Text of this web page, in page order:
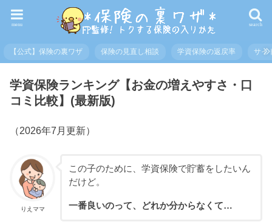
search
menu
【公式】保険の裏ワザ 保険の見直し相談 学資保険の返戻率 サイ
学資保険ランキング【お金の増えやすさ・口
コミ比較】(最新版)
（2026年7月更新）
りえママ
この子のために、学資保険で貯蓄をしたいん
だけど。
一番良いのって、どれか分からなくて…